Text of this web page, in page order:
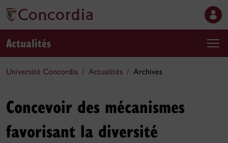
Actualités
Université Concordia Actualités Archives
Concevoir des mécanismes
favorisant la diversité